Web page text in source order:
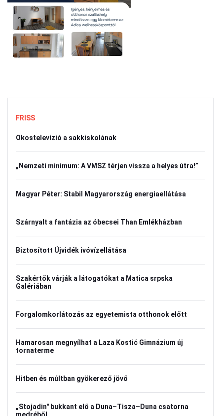
FRISS
Okostelevízió a sakkiskolának
„Nemzeti minimum: A VMSZ térjen vissza a helyes útra!”
Magyar Péter: Stabil Magyarország energiaellátása
Szárnyalt a fantázia az óbecsei Than Emlékházban
Biztosított Újvidék ivóvízellátása
Szakértők várják a látogatókat a Matica srpska
Galériában
Forgalomkorlátozás az egyetemista otthonok előtt
Hamarosan megnyílhat a Laza Kostić Gimnázium új
tornaterme
Hitben és múltban gyökerező jövő
„Stojadin" bukkant elő a Duna–Tisza–Duna csatorna